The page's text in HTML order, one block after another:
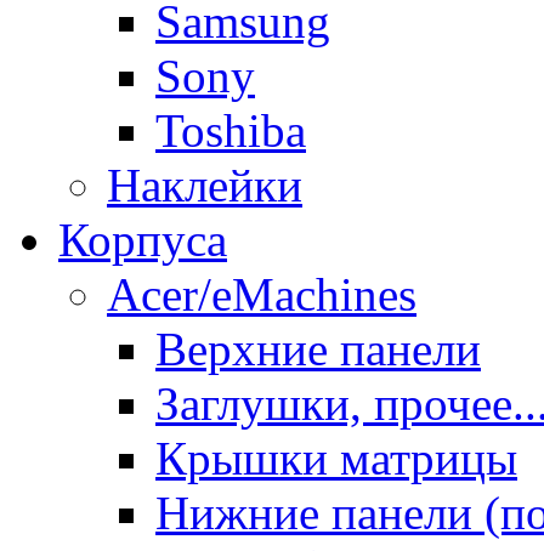
Samsung
Sony
Toshiba
Наклейки
Корпуса
Acer/eMachines
Верхние панели
Заглушки,
Крышки матрицы
Нижние панели